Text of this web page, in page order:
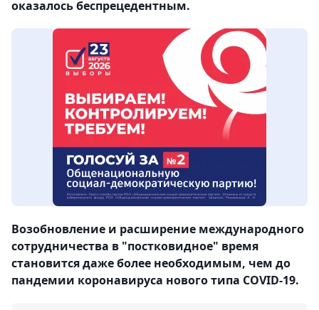
оказалось беспрецедентным.
Возобновление и расширение международного
сотрудничества в "постковидное" время
становится даже более необходимым, чем до
пандемии коронавируса нового типа COVID-19.